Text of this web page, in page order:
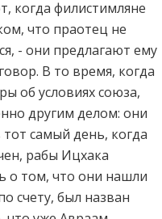
когда филистимляне
что праотец не
- они предлагают ему
В то время, когда
об условиях союза,
другим делом: они
самый день, когда
рабы Ицхака
о том, что они нашли
счету, был назван